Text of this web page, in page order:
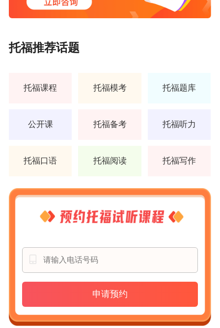
托福推荐话题
托福课程 托福模考 托福题库
公开课 托福备考 托福听力
托福口语 托福阅读 托福写作
申请预约